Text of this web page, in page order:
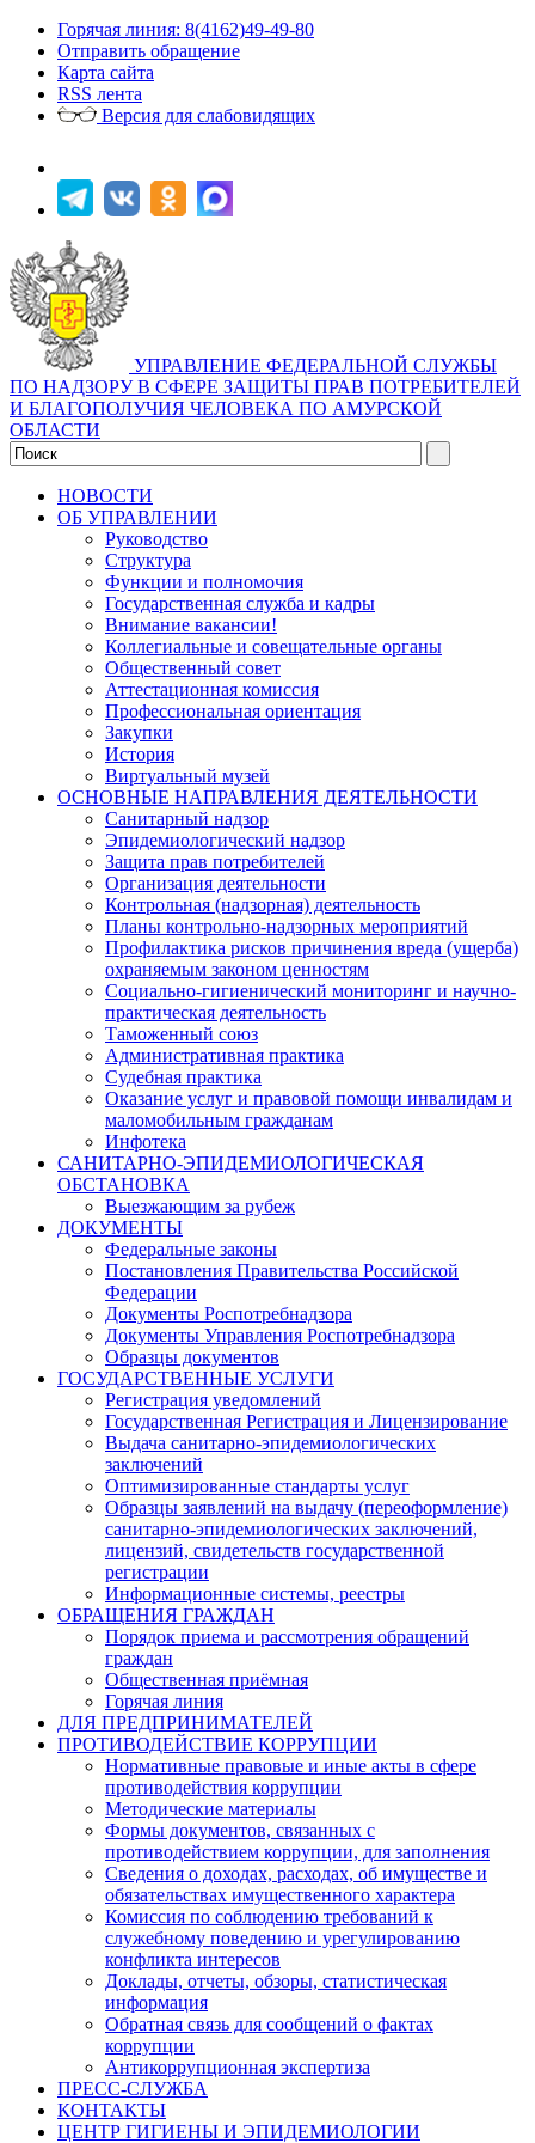
Горячая линия: 8(4162)49-49-80
Отправить обращение
Карта сайта
RSS лента
Версия для слабовидящих
УПРАВЛЕНИЕ ФЕДЕРАЛЬНОЙ СЛУЖБЫ
ПО НАДЗОРУ В СФЕРЕ ЗАЩИТЫ ПРАВ ПОТРЕБИТЕЛЕЙ
И БЛАГОПОЛУЧИЯ ЧЕЛОВЕКА ПО АМУРСКОЙ
ОБЛАСТИ
НОВОСТИ
ОБ УПРАВЛЕНИИ
Руководство
Структура
Функции и полномочия
Государственная служба и кадры
Внимание вакансии!
Коллегиальные и совещательные органы
Общественный совет
Аттестационная комиссия
Профессиональная ориентация
Закупки
История
Виртуальный музей
ОСНОВНЫЕ НАПРАВЛЕНИЯ ДЕЯТЕЛЬНОСТИ
Санитарный надзор
Эпидемиологический надзор
Защита прав потребителей
Организация деятельности
Контрольная (надзорная) деятельность
Планы контрольно-надзорных мероприятий
Профилактика рисков причинения вреда (ущерба)
охраняемым законом ценностям
Социально-гигиенический мониторинг и научно-
практическая деятельность
Таможенный союз
Административная практика
Судебная практика
Оказание услуг и правовой помощи инвалидам и
маломобильным гражданам
Инфотека
САНИТАРНО-ЭПИДЕМИОЛОГИЧЕСКАЯ
ОБСТАНОВКА
Выезжающим за рубеж
ДОКУМЕНТЫ
Федеральные законы
Постановления Правительства Российской
Федерации
Документы Роспотребнадзора
Документы Управления Роспотребнадзора
Образцы документов
ГОСУДАРСТВЕННЫЕ УСЛУГИ
Регистрация уведомлений
Государственная Регистрация и Лицензирование
Выдача санитарно-эпидемиологических
заключений
Оптимизированные стандарты услуг
Образцы заявлений на выдачу (переоформление)
санитарно-эпидемиологических заключений,
лицензий, свидетельств государственной
регистрации
Информационные системы, реестры
ОБРАЩЕНИЯ ГРАЖДАН
Порядок приема и рассмотрения обращений
граждан
Общественная приёмная
Горячая линия
ДЛЯ ПРЕДПРИНИМАТЕЛЕЙ
ПРОТИВОДЕЙСТВИЕ КОРРУПЦИИ
Нормативные правовые и иные акты в сфере
противодействия коррупции
Методические материалы
Формы документов, связанных с
противодействием коррупции, для заполнения
Сведения о доходах, расходах, об имуществе и
обязательствах имущественного характера
Комиссия по соблюдению требований к
служебному поведению и урегулированию
конфликта интересов
Доклады, отчеты, обзоры, статистическая
информация
Обратная связь для сообщений о фактах
коррупции
Антикоррупционная экспертиза
ПРЕСС-СЛУЖБА
КОНТАКТЫ
ЦЕНТР ГИГИЕНЫ И ЭПИДЕМИОЛОГИИ